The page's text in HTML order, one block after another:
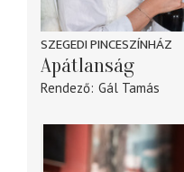
SZEGEDI PINCESZÍNHÁZ
Apátlanság
Rendező Gál Tamás